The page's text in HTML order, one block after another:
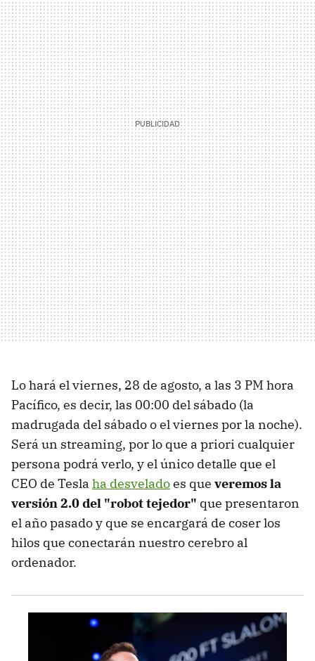
Lo hará el viernes, 28 de agosto, a las 3 PM hora
Pacífico, es decir, las 00:00 del sábado (la
madrugada del sábado o el viernes por la noche).
Será un streaming, por lo que a priori cualquier
persona podrá verlo, y el único detalle que el
CEO de Tesla ha desveladoes que veremos la
versión 2.0 del "robot tejedor" que presentaron
el año pasado y que se encargará de coser los
hilos que conectarán nuestro cerebro al
ordenador.